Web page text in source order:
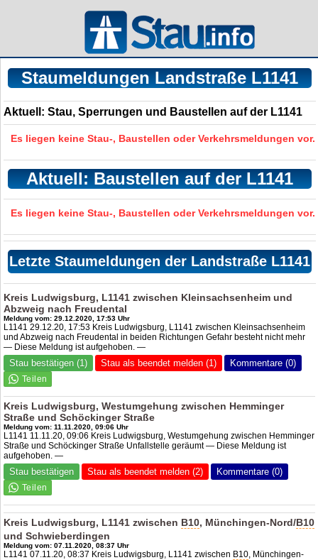
Staumeldungen Landstraße L1141
Aktuell: Stau, Sperrungen und Baustellen auf der L1141
Es liegen keine Stau-, Baustellen oder Verkehrsmeldungen vor.
Aktuell: Baustellen auf der L1141
Es liegen keine Stau-, Baustellen oder Verkehrsmeldungen vor.
Letzte Staumeldungen der Landstraße L1141
Kreis Ludwigsburg, L1141 zwischen Kleinsachsenheim und
Abzweig nach Freudental
Meldung vom: 29.12.2020, 17:53 Uhr
L1141 29.12.20, 17:53 Kreis Ludwigsburg, L1141 zwischen Kleinsachsenheim
und Abzweig nach Freudental in beiden Richtungen Gefahr besteht nicht mehr
— Diese Meldung ist aufgehoben. —
Stau bestätigen (1) Stau als beendet melden (1) Kommentare (0)
Kreis Ludwigsburg, Westumgehung zwischen Hemminger
Straße und Schöckinger Straße
Meldung vom: 11.11.2020, 09:06 Uhr
L1141 11.11.20, 09:06 Kreis Ludwigsburg, Westumgehung zwischen Hemminger
Straße und Schöckinger Straße Unfallstelle geräumt — Diese Meldung ist
aufgehoben. —
Stau bestätigen Stau als beendet melden (2) Kommentare (0)
Kreis Ludwigsburg, L1141 zwischen B10, Münchingen-Nord/B10
und Schwieberdingen
Meldung vom: 07.11.2020, 08:37 Uhr
L1141 07.11.20, 08:37 Kreis Ludwigsburg, L1141 zwischen B10, Münchingen-